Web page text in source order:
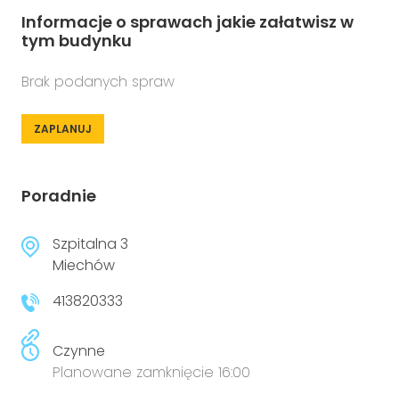
Informacje o sprawach jakie załatwisz w
tym budynku
Brak podanych spraw
ZAPLANUJ
Poradnie
Szpitalna 3
Miechów
413820333
Czynne
Planowane zamknięcie 16:00